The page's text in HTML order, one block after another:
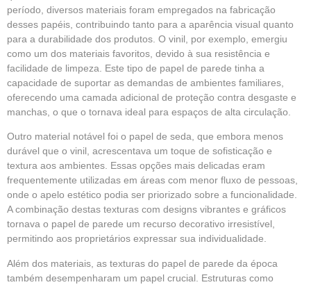
período, diversos materiais foram empregados na fabricação
desses papéis, contribuindo tanto para a aparência visual quanto
para a durabilidade dos produtos. O vinil, por exemplo, emergiu
como um dos materiais favoritos, devido à sua resistência e
facilidade de limpeza. Este tipo de papel de parede tinha a
capacidade de suportar as demandas de ambientes familiares,
oferecendo uma camada adicional de proteção contra desgaste e
manchas, o que o tornava ideal para espaços de alta circulação.
Outro material notável foi o papel de seda, que embora menos
durável que o vinil, acrescentava um toque de sofisticação e
textura aos ambientes. Essas opções mais delicadas eram
frequentemente utilizadas em áreas com menor fluxo de pessoas,
onde o apelo estético podia ser priorizado sobre a funcionalidade.
A combinação destas texturas com designs vibrantes e gráficos
tornava o papel de parede um recurso decorativo irresistível,
permitindo aos proprietários expressar sua individualidade.
Além dos materiais, as texturas do papel de parede da época
também desempenharam um papel crucial. Estruturas como